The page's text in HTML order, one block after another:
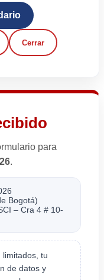
Cerrar
para
.
Bogotá)
– Cra 4 # 10-
limitados, tu
de datos y